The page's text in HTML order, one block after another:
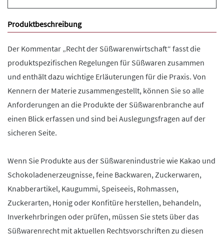
Produktbeschreibung
Der Kommentar „Recht der Süßwarenwirtschaft“ fasst die
produktspezifischen Regelungen für Süßwaren zusammen
und enthält dazu wichtige Erläuterungen für die Praxis. Von
Kennern der Materie zusammengestellt, können Sie so alle
Anforderungen an die Produkte der Süßwarenbranche auf
einen Blick erfassen und sind bei Auslegungsfragen auf der
sicheren Seite.
Wenn Sie Produkte aus der Süßwarenindustrie wie Kakao und
Schokoladenerzeugnisse, feine Backwaren, Zuckerwaren,
Knabberartikel, Kaugummi, Speiseeis, Rohmassen,
Zuckerarten, Honig oder Konfitüre herstellen, behandeln,
Inverkehrbringen oder prüfen, müssen Sie stets über das
Süßwarenrecht mit aktuellen Rechtsvorschriften zu diesen